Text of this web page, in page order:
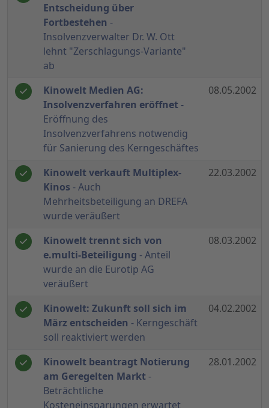
Entscheidung über
Fortbestehen -
Insolvenzverwalter Dr. W. Ott
lehnt "Zerschlagungs-Variante"
ab
Kinowelt Medien AG:
Insolvenzverfahren eröffnet-
Eröffnung des
Insolvenzverfahrens notwendig
für Sanierung des Kerngeschäftes
08.05.2002
Kinowelt verkauft Multiplex-
Kinos - Auch
Mehrheitsbeteiligung an DREFA
wurde veräußert
22.03.2002
Kinowelt trennt sich von
e.multi-Beteiligung - Anteil
wurde an die Eurotip AG
veräußert
08.03.2002
Kinowelt: Zukunft soll sich im
März entscheiden - Kerngeschäft
soll reaktiviert werden
04.02.2002
Kinowelt beantragt Notierung
am Geregelten Markt-
Beträchtliche
Kosteneinsparungen erwartet
28.01.2002